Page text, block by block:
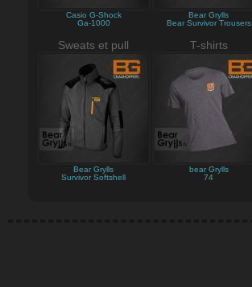
Casio G-Shock
Ga-1000
Bear Grylls
Bear Survivor Trousers
Sweats et pull
Bear Grylls
Survivor Softshell
T-shirts
bear Grylls
74